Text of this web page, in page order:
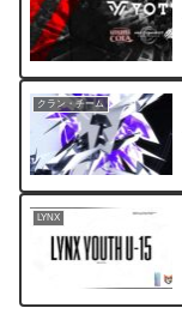
クラン・チーム
LYNX